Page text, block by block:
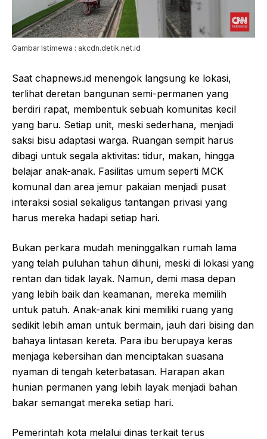
Gambar Istimewa : akcdn.detik.net.id
Saat chapnews.id menengok langsung ke lokasi,
terlihat deretan bangunan semi-permanen yang
berdiri rapat, membentuk sebuah komunitas kecil
yang baru. Setiap unit, meski sederhana, menjadi
saksi bisu adaptasi warga. Ruangan sempit harus
dibagi untuk segala aktivitas: tidur, makan, hingga
belajar anak-anak. Fasilitas umum seperti MCK
komunal dan area jemur pakaian menjadi pusat
interaksi sosial sekaligus tantangan privasi yang
harus mereka hadapi setiap hari.
Bukan perkara mudah meninggalkan rumah lama
yang telah puluhan tahun dihuni, meski di lokasi yang
rentan dan tidak layak. Namun, demi masa depan
yang lebih baik dan keamanan, mereka memilih
untuk patuh. Anak-anak kini memiliki ruang yang
sedikit lebih aman untuk bermain, jauh dari bising dan
bahaya lintasan kereta. Para ibu berupaya keras
menjaga kebersihan dan menciptakan suasana
nyaman di tengah keterbatasan. Harapan akan
hunian permanen yang lebih layak menjadi bahan
bakar semangat mereka setiap hari.
Pemerintah kota melalui dinas terkait terus